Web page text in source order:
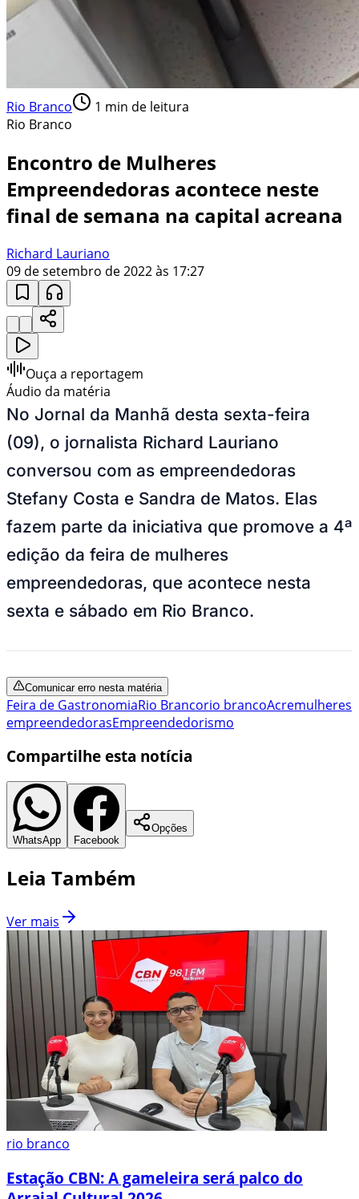
Rio Branco 1 min de leitura
Rio Branco
Encontro de Mulheres
Empreendedoras acontece neste
final de semana na capital acreana
Richard Lauriano
09 de setembro de 2022 às 17:27
Ouça a reportagem
Áudio da matéria
No Jornal da Manhã desta sexta-feira
(09), o jornalista Richard Lauriano
conversou com as empreendedoras
Stefany Costa e Sandra de Matos. Elas
fazem parte da iniciativa que promove a 4ª
edição da feira de mulheres
empreendedoras, que acontece nesta
sexta e sábado em Rio Branco.
Comunicar erro nesta matéria
Feira de GastronomiaRio Brancorio brancoAcremulheres
empreendedorasEmpreendedorismo
Compartilhe esta notícia
WhatsApp Facebook
Opções
Leia Também
Ver mais
rio branco
Estação CBN: A gameleira será palco do